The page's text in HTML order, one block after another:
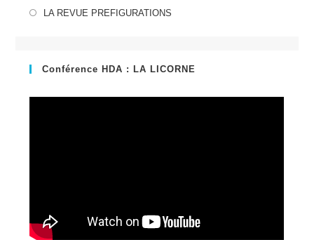
LA REVUE PREFIGURATIONS
nouvel
Conférence HDA : LA LICORNE